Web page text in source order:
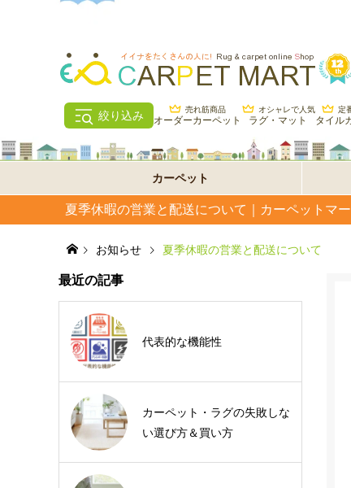
絞り込み 売れ筋商品
オーダーカーペット
オシャレで人気
ラグ・マット
定
タイル
カーペット
夏季休暇の営業と配送について｜カーペットマ
お知らせ 夏季休暇の営業と配送について
最近の記事
代表的な機能性
カーペット・ラグの失敗しな
い選び方＆買い方